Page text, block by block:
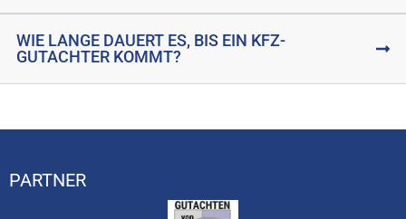
WIE LANGE DAUERT ES, BIS EIN KFZ-
GUTACHTER KOMMT?
PARTNER